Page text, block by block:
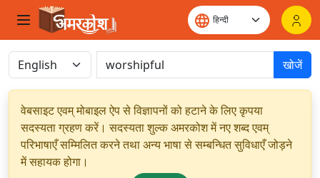
खोजें
वेबसाइट एवम् मोबाइल ऐप से विज्ञापनों को हटाने के लिए कृपया
सदस्यता ग्रहण करें। सदस्यता शुल्क अमरकोश में नए शब्द एवम्
परिभाषाएँ सम्मिलित करने तथा अन्य भाषा से सम्बन्धित सुविधाएँ जोड़ने
में सहायक होगा।